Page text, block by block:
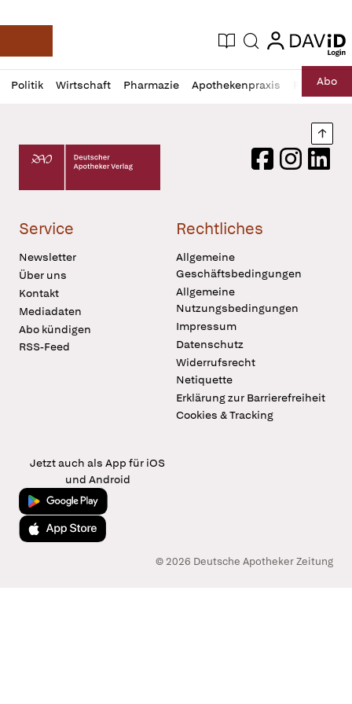
Deutsche Apotheker Zeitung
Aktuelle Ausgabe
Suche login
login
Politik Wirtschaft Pharmazie Apothekenpraxis RechtAbo
Profil
öffnen
Daz
Pur
Deutscher Apotheker Verlag Logo
FacebookInstagram
Service
Newsletter
Über uns
Kontakt
Mediadaten
Abo kündigen
RSS-Feed
Rechtliches
Allgemeine
Geschäftsbedingungen
Allgemeine
Nutzungsbedingungen
Impressum
Datenschutz
Widerrufsrecht
Netiquette
Erklärung zur Barrierefreiheit
Cookies & Tracking
Jetzt auch als App für iOS
und Android
Jetzt bei Google Play
Laden im App Store
© 2026 Deutsche Apotheker Zeitung